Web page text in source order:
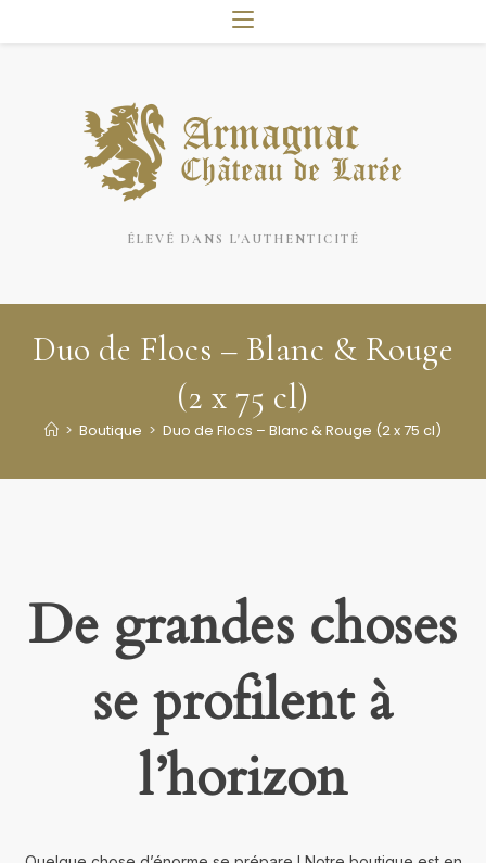
ÉLEVÉ DANS L'AUTHENTICITÉ
Duo de Flocs – Blanc & Rouge
(2 x 75 cl)
> Boutique > Duo de Flocs – Blanc & Rouge (2 x 75 cl)
De grandes choses
se profilent à
l’horizon